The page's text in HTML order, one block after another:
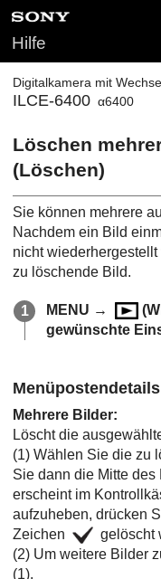
Hilfe
Digitalkamera mit
ILCE-6400 α6400
Löschen
(Löschen)
Sie können mehrere
Nachdem ein Bild
nicht
zu löschende Bild.
MENU → (
gewünschte
Menüpostendetails
Mehrere Bilder:
Löscht die
(1) Wählen Sie die zu
Sie dann die Mitte
erscheint im
aufzuheben, drücken
Zeichen
gelöscht
(2) Um weitere Bilder
(1).